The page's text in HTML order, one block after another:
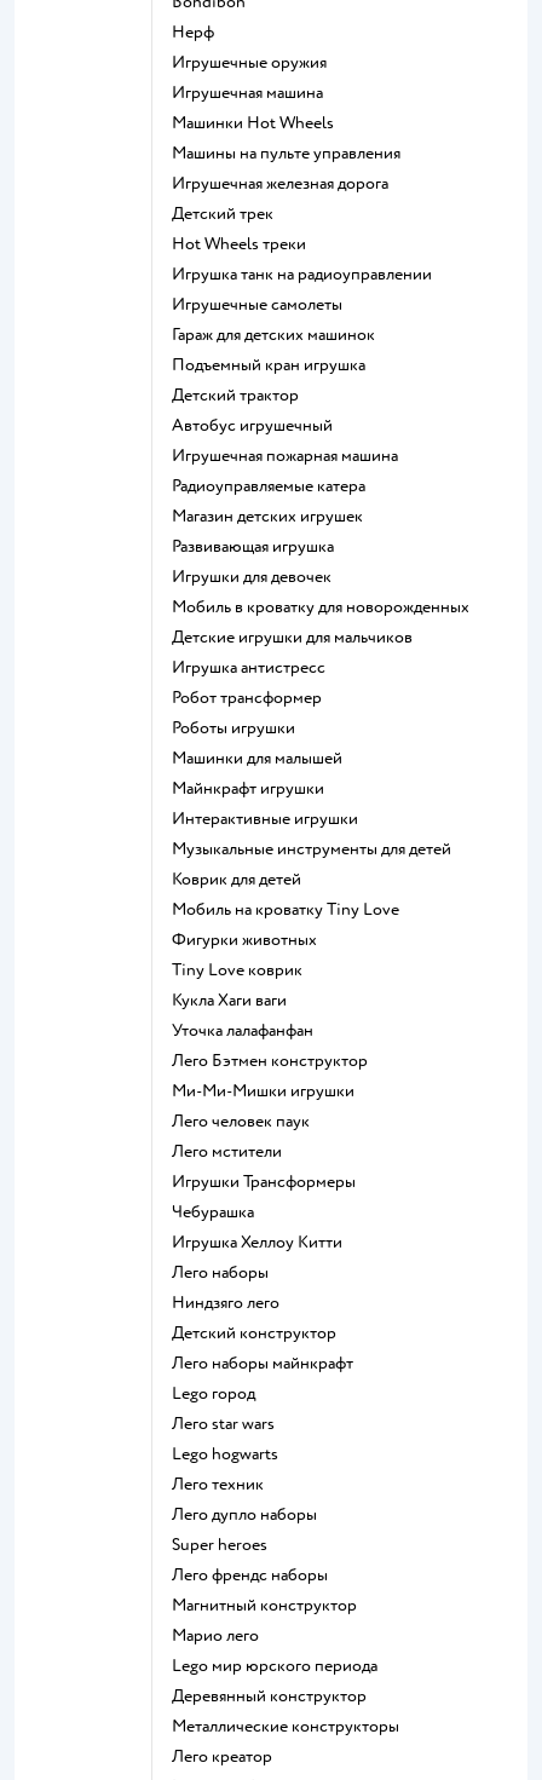
Нерф
Игрушечные оружия
Игрушечная машина
Машинки Hot Wheels
Машины на пульте управления
Игрушечная железная дорога
Детский трек
Hot Wheels треки
Игрушка танк на радиоуправлении
Игрушечные самолеты
Гараж для детских машинок
Подъемный кран игрушка
Детский трактор
Автобус игрушечный
Игрушечная пожарная машина
Радиоуправляемые катера
Магазин детских игрушек
Развивающая игрушка
Игрушки для девочек
Мобиль в кроватку для новорожденных
Детские игрушки для мальчиков
Игрушка антистресс
Робот трансформер
Роботы игрушки
Машинки для малышей
Майнкрафт игрушки
Интерактивные игрушки
Музыкальные инструменты для детей
Коврик для детей
Мобиль на кроватку Tiny Love
Фигурки животных
Tiny Love коврик
Кукла Хаги ваги
Уточка лалафанфан
Лего Бэтмен конструктор
Ми-Ми-Мишки игрушки
Лего человек паук
Лего мстители
Игрушки Трансформеры
Чебурашка
Игрушка Хеллоу Китти
Лего наборы
Ниндзяго лего
Детский конструктор
Лего наборы майнкрафт
Lego город
Лего star wars
Lego hogwarts
Лего техник
Лего дупло наборы
Super heroes
Лего френдс наборы
Магнитный конструктор
Марио лего
Lego мир юрского периода
Деревянный конструктор
Металлические конструкторы
Лего креатор